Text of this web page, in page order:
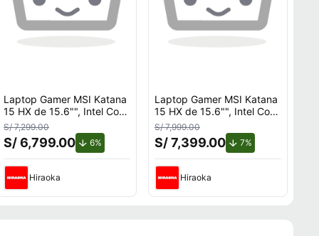
Laptop Gamer MSI Katana
15 HX de 15.6"", Intel Core
i7-14650HX (14va Gen),
NVIDIA GeForce RTX
5050, 16GB RAM, disco
sólido de 512GB, modelo
B14WEK-1056
S/ 7,299.00
S/ 6,799.00 6% de descuento.
Hiraoka
Laptop Gamer MSI Katana
15 HX de 15.6"", Intel Core
i7-14650HX (14va Gen),
NVIDIA GeForce RTX
5060, 16GB RAM, disco
sólido de 512GB, modelo
B14WFK-1055
S/ 7,999.00
S/ 7,399.00 7%
Hiraoka